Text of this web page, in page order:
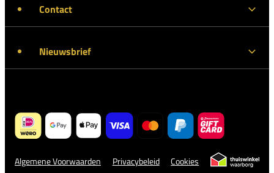
Contact
Nieuwsbrief
Algemene Voorwaarden Privacybeleid Cookies